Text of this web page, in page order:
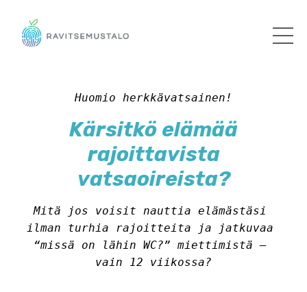
Huomio herkkävatsainen!
Kärsitkö elämää
rajoittavista
vatsaoireista?
Mitä jos voisit nauttia elämästäsi
ilman turhia rajoitteita ja jatkuvaa
“missä on lähin WC?” miettimistä –
vain 12 viikossa?